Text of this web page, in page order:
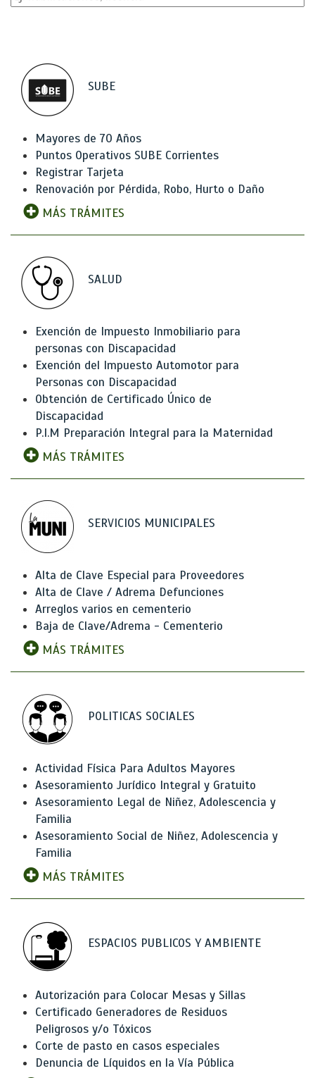
SUBE
Mayores de 70 Años
Puntos Operativos SUBE Corrientes
Registrar Tarjeta
Renovación por Pérdida, Robo, Hurto o Daño
MÁS TRÁMITES
SALUD
Exención de Impuesto Inmobiliario para
personas con Discapacidad
Exención del Impuesto Automotor para
Personas con Discapacidad
Obtención de Certificado Único de
Discapacidad
P.I.M Preparación Integral para la Maternidad
MÁS TRÁMITES
SERVICIOS MUNICIPALES
Alta de Clave Especial para Proveedores
Alta de Clave / Adrema Defunciones
Arreglos varios en cementerio
Baja de Clave/Adrema - Cementerio
MÁS TRÁMITES
POLITICAS SOCIALES
Actividad Física Para Adultos Mayores
Asesoramiento Jurídico Integral y Gratuito
Asesoramiento Legal de Niñez, Adolescencia y
Familia
Asesoramiento Social de Niñez, Adolescencia y
Familia
MÁS TRÁMITES
ESPACIOS PUBLICOS Y AMBIENTE
Autorización para Colocar Mesas y Sillas
Certificado Generadores de Residuos
Peligrosos y/o Tóxicos
Corte de pasto en casos especiales
Denuncia de Líquidos en la Vía Pública